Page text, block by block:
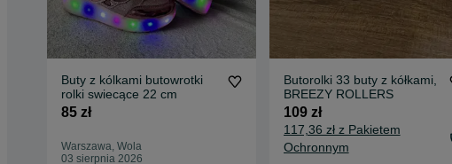
Buty z kólkami butowrotki
rolki swiecące 22 cm
85 zł
Warszawa, Wola
03 sierpnia 2026
Butorolki 33 buty z kółkami,
BREEZY ROLLERS
109 zł
117,36 zł z Pakietem
Ochronnym